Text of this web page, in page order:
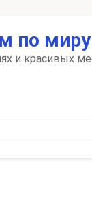
по
и красивых